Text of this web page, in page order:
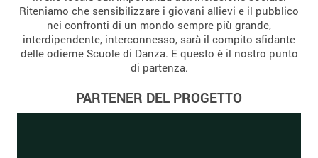
Riteniamo che sensibilizzare i giovani allievi e il pubblico
nei confronti di un mondo sempre più grande,
interdipendente, interconnesso, sarà il compito sfidante
delle odierne Scuole di Danza. E questo è il nostro punto
di partenza.
PARTENER DEL PROGETTO